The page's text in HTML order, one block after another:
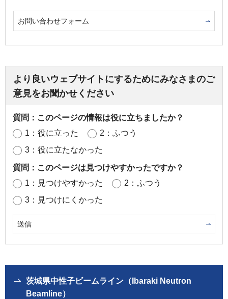
お問い合わせフォーム
より良いウェブサイトにするためにみなさまのご
意見をお聞かせください
質問：このページの情報は役に立ちましたか？
1：役に立った
2：ふつう
3：役に立たなかった
質問：このページは見つけやすかったですか？
1：見つけやすかった
2：ふつう
3：見つけにくかった
茨城県中性子ビームライン（Ibaraki Neutron
Beamline）